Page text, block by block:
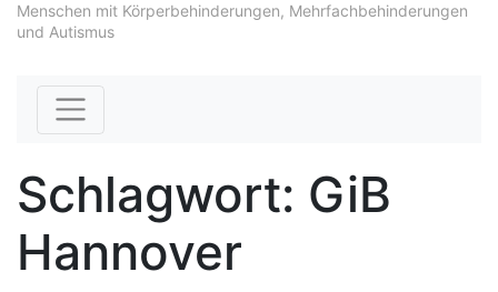
Menschen mit Körperbehinderungen, Mehrfachbehinderungen
und Autismus
Schlagwort: GiB
Hannover